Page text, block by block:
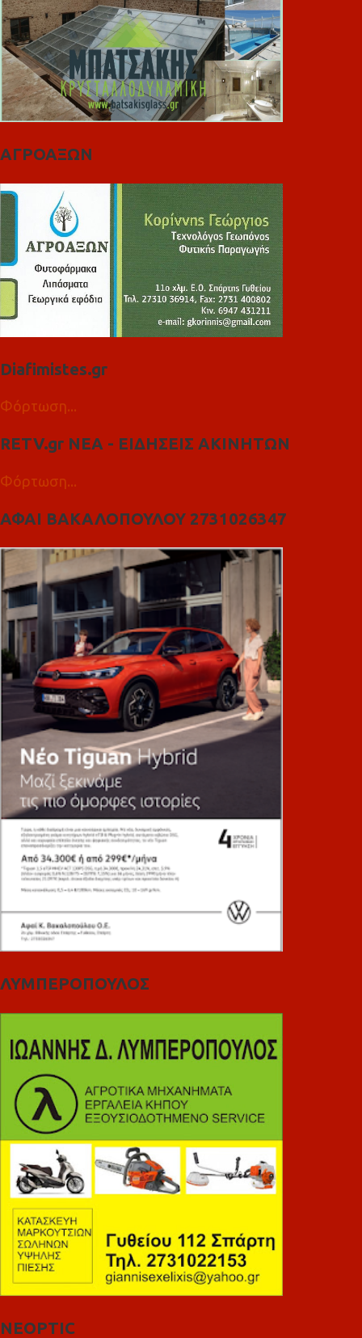
ΑΓΡΟΑΞΩΝ
Diafimistes.gr
Φόρτωση...
RETV.gr ΝΕΑ - ΕΙΔΗΣΕΙΣ ΑΚΙΝΗΤΩΝ
Φόρτωση...
ΑΦΑΙ ΒΑΚΑΛΟΠΟΥΛΟΥ 2731026347
ΛΥΜΠΕΡΟΠΟΥΛΟΣ
NEOPTIC